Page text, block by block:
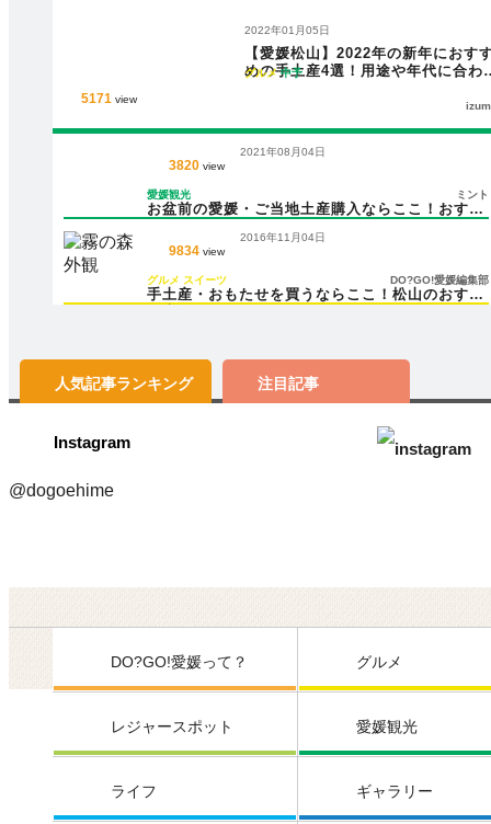
5171 view
2022年01月05日
【愛媛松山】2022年の新年におす
めの手土産4選！用途や年代に合わ
グルメ 中予
3820 view
2021年08月04日
お盆前の愛媛・ご当地土産購入ならここ！おすす
愛媛観光 ミント
9834 view
2016年11月04日
手土産・おもたせを買うならここ！松山のおすす
グルメ スイーツ DO?GO!愛媛編集部
人気記事ランキング 注目記事
Instagram
@dogoehime
DO?GO!愛媛って？ グルメ
レジャースポット 愛媛観光
ライフ ギャラリー